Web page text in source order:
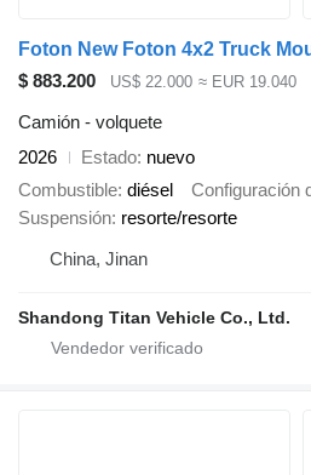
Foton New Foton 4x2 Truck
$ 883.200
US$ 22.000 ≈ EUR 19.040
Camión - volquete
2026
Estado nuevo
Combustible diésel Configuración
Suspensión resorte/resorte
China, Jinan
Shandong Titan Vehicle Co., Ltd.